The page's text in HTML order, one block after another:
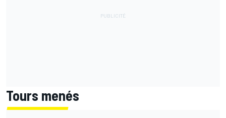
Tours menés